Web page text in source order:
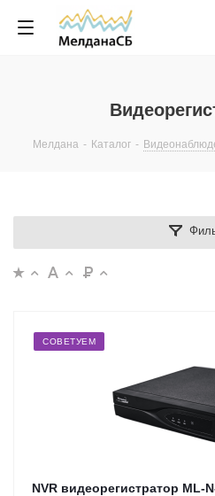
Мелдана - Каталог -
СОВЕТУЕМ
NVR видеорегистратор ML-